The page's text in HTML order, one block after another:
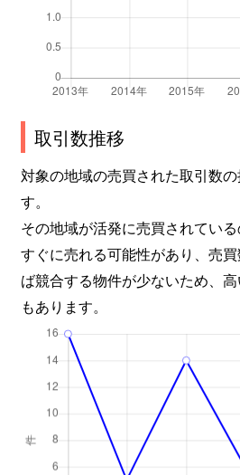
取引数推移
対象の地域の売買された取引数
す。
その地域が活発に売買されてい
すぐに売れる可能性があり、売
ば競合する物件が少ないため、
もあります。